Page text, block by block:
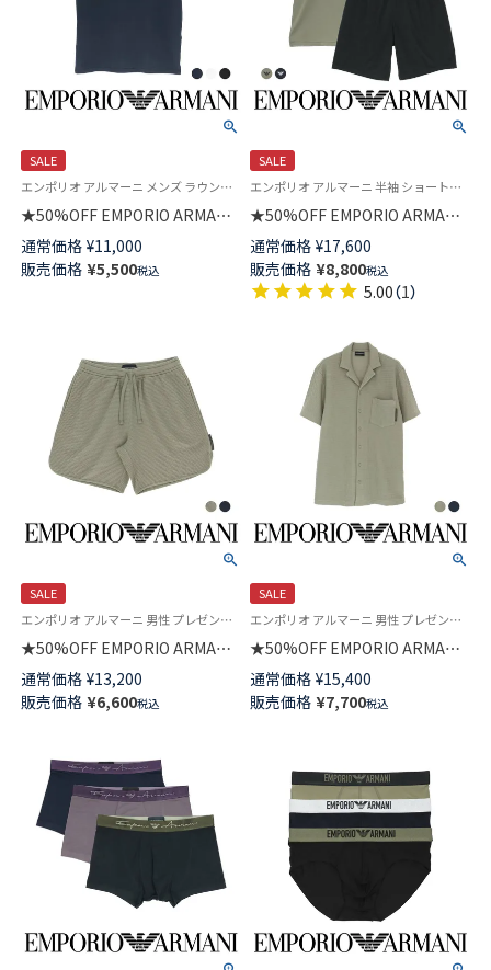
SALE
エンポリオ アルマーニ メンズ ラウンジウェア 父の日
★50%OFF EMPORIO ARMANI
TEXTURED LOGOBAND CREW
NECK T-SHIRT 半袖 Tシャツ
EUサイズ メンズ 54007737
通常価格 ¥11,000
販売価格 ¥5,500税込
SALE
エンポリオ アルマーニ 半袖 ショートパンツ 部屋着 ルームウェア ブランド 紳士 ラウンジウェア
★50%OFF EMPORIO ARMANI
バミューダパンツパジャマ 【S・
M・Lサイズ】 上下セット
ENDURANCE PYJAMAS エンデ
ュランスロゴ EUサイズメンズ
通常価格 ¥17,600
販売価格 ¥8,800税込
5.00（1）
SALE
エンポリオ アルマーニ 男性 プレゼント 紳士 ラウンジウェア
★50%OFF EMPORIO ARMANI
ハーフパンツ WAFFLE JERSEY
LOUNGEWEAR BERMUDA
SHORTS EUサイズ メンズ
通常価格 ¥13,200
販売価格 ¥6,600税込
SALE
エンポリオ アルマーニ 男性 プレゼント 無料ラッピング ギフト 紳士 ラウンジウェア
★50%OFF EMPORIO ARMANI
半袖シャツ WAFFLE JERSEY
SHIRT ヘンリーネック EUサイ
ズ メンズ 54007923
通常価格 ¥15,400
販売価格 ¥7,700税込